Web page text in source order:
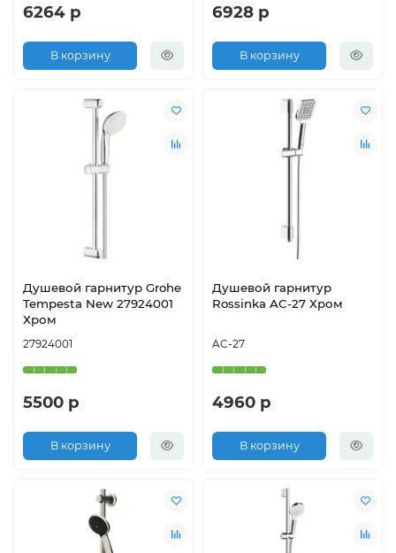
6264 р
В корзину
6928 р
В корзину
Душевой гарнитур Grohe
Tempesta New 27924001
Хром
27924001
5500 р
В корзину
Душевой гарнитур
Rossinka AC-27 Хром
AC-27
4960 р
В корзину